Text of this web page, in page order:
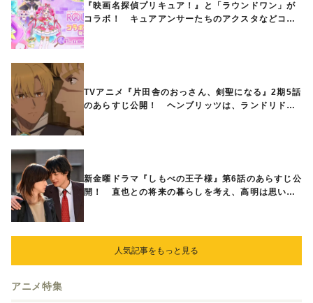
『映画名探偵プリキュア！』と「ラウンドワン」が
コラボ！ キュアアンサーたちのアクスタなどコラ
TVアニメ『片田舎のおっさん、剣聖になる』2期5話
のあらすじ公開！ ヘンブリッツは、ランドリドに
新金曜ドラマ『しもべの王子様』第6話のあらすじ公
開！ 直也との将来の暮らしを考え、高明は思い切
人気記事をもっと見る
アニメ特集